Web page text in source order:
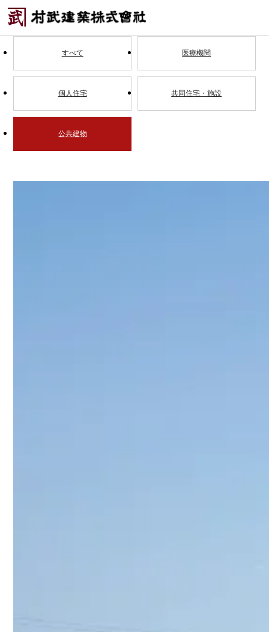
すべて 医療機関
個人住宅 共同住宅・施設
公共建物